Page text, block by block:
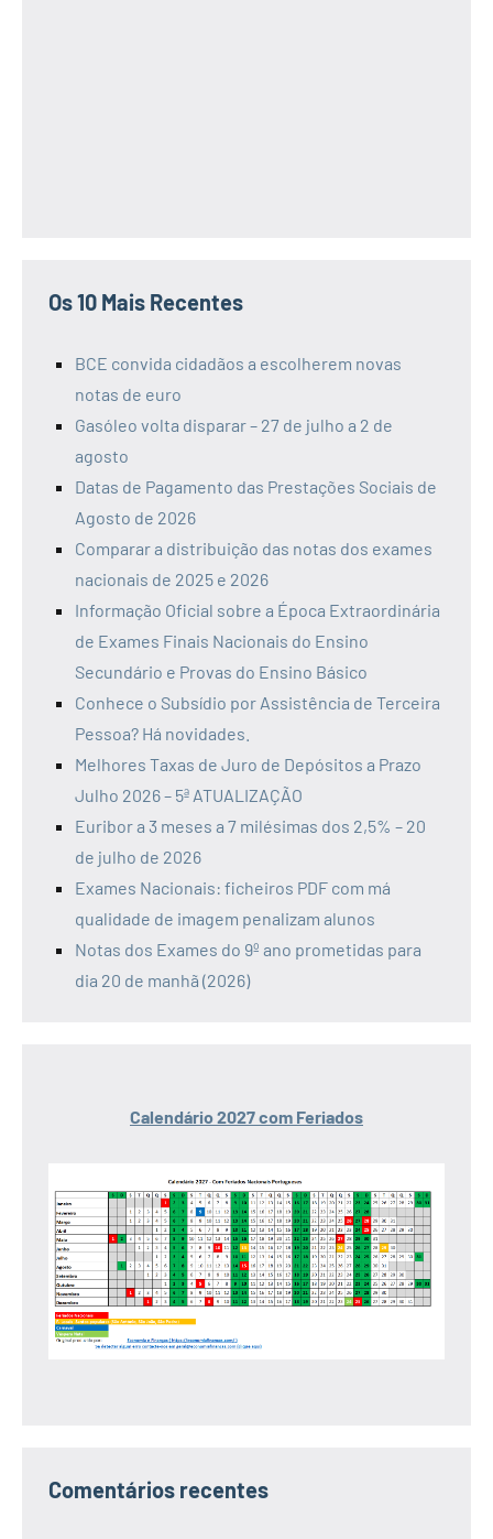
Os 10 Mais Recentes
BCE convida cidadãos a escolherem novas
notas de euro
Gasóleo volta disparar – 27 de julho a 2 de
agosto
Datas de Pagamento das Prestações Sociais de
Agosto de 2026
Comparar a distribuição das notas dos exames
nacionais de 2025 e 2026
Informação Oficial sobre a Época Extraordinária
de Exames Finais Nacionais do Ensino
Secundário e Provas do Ensino Básico
Conhece o Subsídio por Assistência de Terceira
Pessoa? Há novidades.
Melhores Taxas de Juro de Depósitos a Prazo
Julho 2026 – 5ª ATUALIZAÇÃO
Euribor a 3 meses a 7 milésimas dos 2,5% – 20
de julho de 2026
Exames Nacionais: ficheiros PDF com má
qualidade de imagem penalizam alunos
Notas dos Exames do 9º ano prometidas para
dia 20 de manhã (2026)
Calendário 2027 com Feriados
Comentários recentes